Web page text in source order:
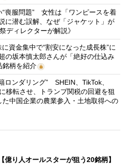
“喪服問題” 女性は「ワンピースを着
に潜む誤解、なぜ「ジャケット」が
ディレクターが解説》
資金集中で“割安になった成長株”に
坂本慎太郎さんが「絶好の仕込み
銘柄を紹介
ロンダリング” SHEIN、TikTok、
移転させ、トランプ関税の回避を狙
中国企業の農業参入・土地取得への
【億り人オールスターが狙う20銘柄】